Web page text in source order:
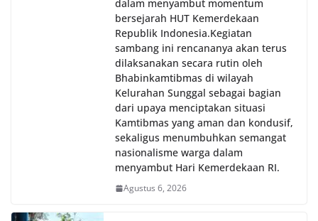
dalam menyambut momentum
bersejarah HUT Kemerdekaan
Republik Indonesia.‎Kegiatan
sambang ini rencananya akan terus
dilaksanakan secara rutin oleh
Bhabinkamtibmas di wilayah
Kelurahan Sunggal sebagai bagian
dari upaya menciptakan situasi
Kamtibmas yang aman dan kondusif,
sekaligus menumbuhkan semangat
nasionalisme warga dalam
menyambut Hari Kemerdekaan RI.
Agustus 6, 2026